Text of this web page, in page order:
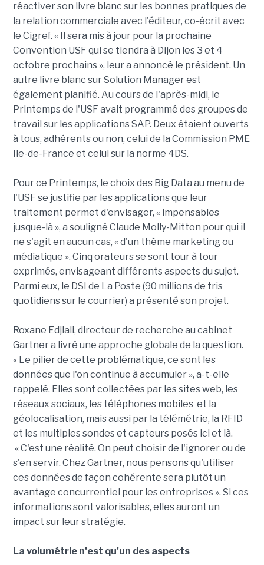
réactiver son livre blanc sur les bonnes pratiques de
la relation commerciale avec l'éditeur, co-écrit avec
le Cigref. « Il sera mis à jour pour la prochaine
Convention USF qui se tiendra à Dijon les 3 et 4
octobre prochains », leur a annoncé le président. Un
autre livre blanc sur Solution Manager est
également planifié. Au cours de l'après-midi, le
Printemps de l'USF avait programmé des groupes de
travail sur les applications SAP. Deux étaient ouverts
à tous, adhérents ou non, celui de la Commission PME
Ile-de-France et celui sur la norme 4DS.
Pour ce Printemps, le choix des Big Data au menu de
l'USF se justifie par les applications que leur
traitement permet d'envisager, « impensables
jusque-là », a souligné Claude Molly-Mitton pour qui il
ne s'agit en aucun cas, « d'un thème marketing ou
médiatique ». Cinq orateurs se sont tour à tour
exprimés, envisageant différents aspects du sujet.
Parmi eux, le DSI de La Poste (90 millions de tris
quotidiens sur le courrier) a présenté son projet.
Roxane Edjlali, directeur de recherche au cabinet
Gartner a livré une approche globale de la question.
« Le pilier de cette problématique, ce sont les
données que l'on continue à accumuler », a-t-elle
rappelé. Elles sont collectées par les sites web, les
réseaux sociaux, les téléphones mobiles et la
géolocalisation, mais aussi par la télémétrie, la RFID
et les multiples sondes et capteurs posés ici et là.
« C'est une réalité. On peut choisir de l'ignorer ou de
s'en servir. Chez Gartner, nous pensons qu'utiliser
ces données de façon cohérente sera plutôt un
avantage concurrentiel pour les entreprises ». Si ces
informations sont valorisables, elles auront un
impact sur leur stratégie.
La volumétrie n'est qu'un des aspects